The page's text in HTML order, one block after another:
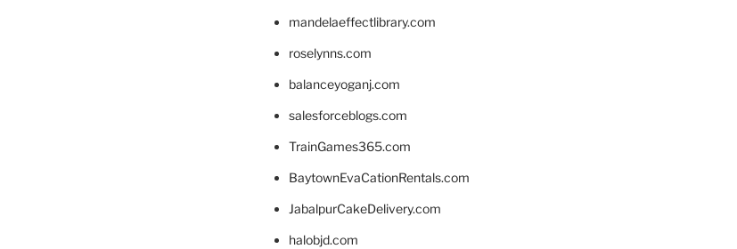
mandelaeffectlibrary.com
roselynns.com
balanceyoganj.com
salesforceblogs.com
TrainGames365.com
BaytownEvaCationRentals.com
JabalpurCakeDelivery.com
halobjd.com